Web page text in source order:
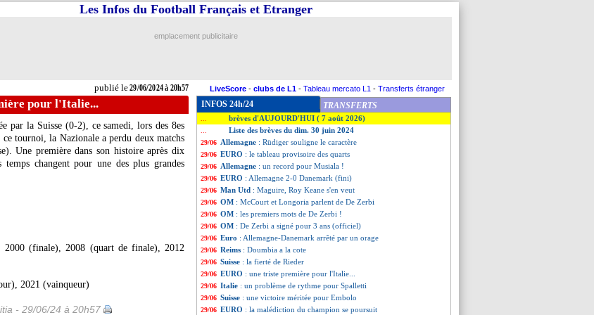
publié le29/06/2024 à 20h57
Les Infos du Football Français et Etranger
emplacement publicitaire
LiveScore - clubs de L1 - Tableau mercato L1 - Transferts étranger
pour l'Italie...
par la Suisse (0-2), ce samedi, lors des 8es
tournoi, la Nazionale a perdu deux matchs
Une première dans son histoire après dix
changent pour une des plus grandes
(finale), 2008 (quart de finale), 2012
2021 (vainqueur)
- 29/06/24 à 20h57
INFOS 24h/24 TRANSFERTS
brèves d'AUJOURD'HUI ( 7 août 2026)
Liste des brèves du dim. 30 juin 2024
29/06 Allemagne : Rüdiger souligne le caractère
29/06 EURO : le tableau provisoire des quarts
29/06 Allemagne : un record pour Musiala !
29/06 EURO : Allemagne 2-0 Danemark (fini)
29/06 Man Utd : Maguire, Roy Keane s'en veut
29/06 OM : McCourt et Longoria parlent de De Zerbi
29/06 OM : les premiers mots de De Zerbi !
29/06 OM : De Zerbi a signé pour 3 ans (officiel)
29/06 Euro : Allemagne-Danemark arrêté par un orage
29/06 Reims : Doumbia a la cote
29/06 Suisse : la fierté de Rieder
29/06 EURO : une triste première pour l'Italie...
29/06 Italie : un problème de rythme pour Spalletti
29/06 Suisse : une victoire méritée pour Embolo
29/06 EURO : la malédiction du champion se poursuit